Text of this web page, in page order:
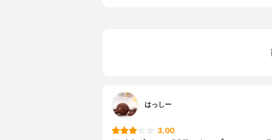
はっしー
3.00